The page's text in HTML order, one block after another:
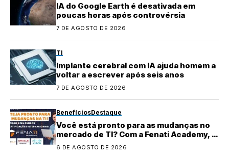
IA do Google Earth é desativada em
poucas horas após controvérsia
7 DE AGOSTO DE 2026
TI
Implante cerebral com IA ajuda homem a
voltar a escrever após seis anos
7 DE AGOSTO DE 2026
BenefíciosDestaque
Você está pronto para as mudanças no
mercado de TI? Com a Fenati Academy, é
fácil se atualizar!
6 DE AGOSTO DE 2026